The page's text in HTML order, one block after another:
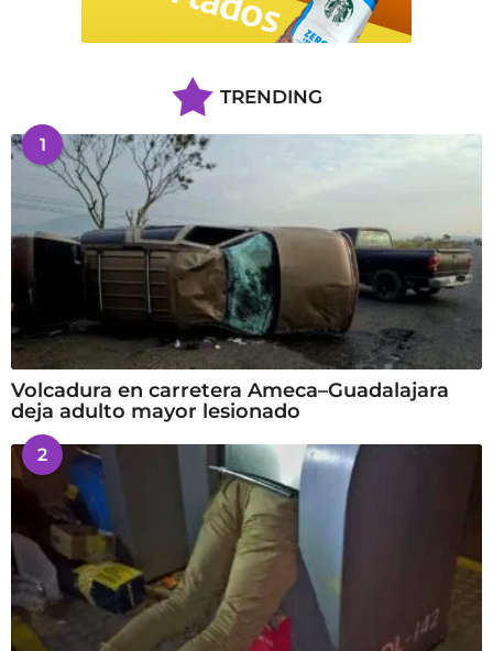
TRENDING
1
Volcadura en carretera Ameca–Guadalajara
deja adulto mayor lesionado
2